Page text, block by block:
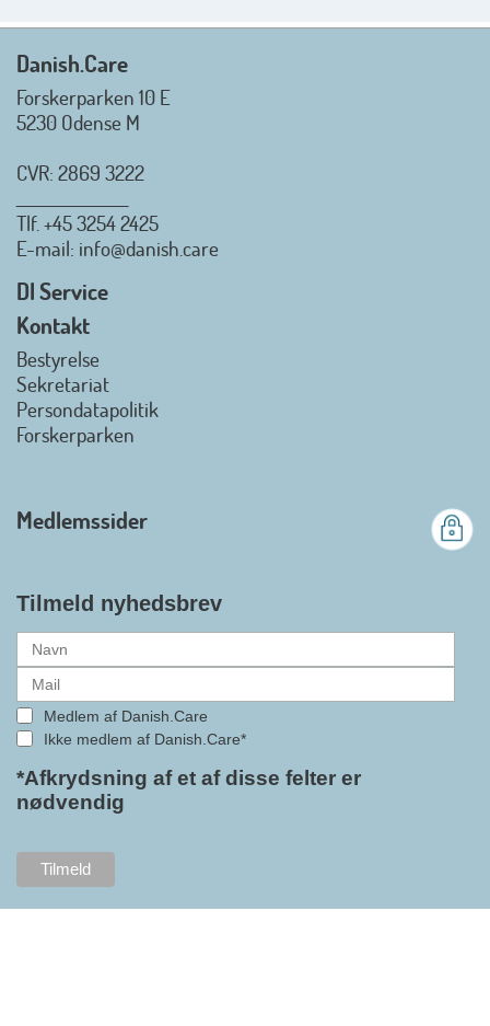
Mvh. Anders, Helle og Malthe
Danish.Care - Branchen for
hjælpemidler og
Danish.Care fra den 01. juli 2026
officielt kan kalde sig for
medlemsforening i DI - Dansk
gennemslagskraft og skabe
hjælpemidler samt give
medlemmerne adgang til en
alle formaliteterne nu er på plads
i samarbejdet mellem
Danish.Care og DI glæder
bestyrelsesleder i Danish.Care,
Claus Ipsen. Han betragter
fremtidssikring af Danish.Care,
som både er med til at styrke
brancheforeningen i sig selv,
Danish.Care
Forskerparken 10 E
5230 Odense M
CVR: 2869 3222
Tlf. +45 3254 2425
E-mail: info@danish.care
DI Service
Kontakt
Bestyrelse
Sekretariat
Persondatapolitik
Forskerparken
Medlemssider
Tilmeld nyhedsbrev
Medlem af Danish.Care
Ikke medlem af Danish.Care*
*Afkrydsning af et af disse felter er
nødvendig